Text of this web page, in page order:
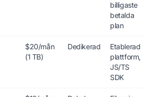
billigaste
betalda
plan
$20/mån
(1 TB)
Dedikerad
Etablerad
plattform,
JS/TS
SDK